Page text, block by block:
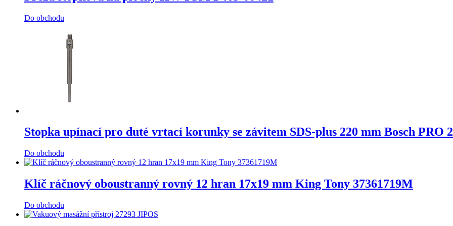
Do obchodu
Stopka upínací pro duté vrtací korunky se závitem SDS-plus 220 mm Bosch PRO
Do obchodu
Klíč ráčnový oboustranný rovný 12 hran 17x19 mm King Tony 37361719M
Do obchodu